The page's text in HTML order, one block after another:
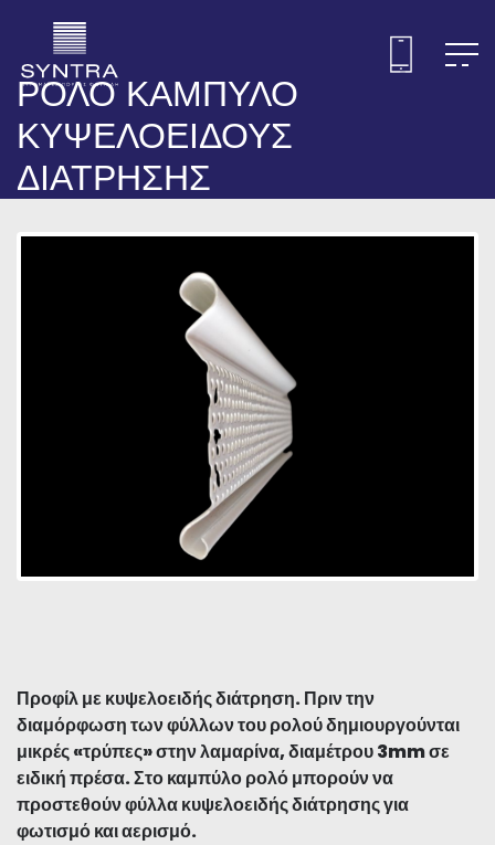
ΡΟΛΟ ΚΑΜΠΥΛΟ
ΚΥΨΕΛΟΕΙΔΟΥΣ
ΔΙΑΤΡΗΣΗΣ
Προφίλ με κυψελοειδής διάτρηση. Πριν την
διαμόρφωση των φύλλων του ρολού δημιουργούνται
μικρές «τρύπες» στην λαμαρίνα, διαμέτρου 3mm σε
ειδική πρέσα. Στο καμπύλο ρολό μπορούν να
προστεθούν φύλλα κυψελοειδής διάτρησης για
φωτισμό και αερισμό.